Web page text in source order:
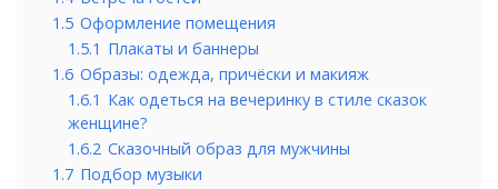
1.5 Оформление помещения
1.5.1 Плакаты и баннеры
1.6 Образы: одежда, причёски и макияж
1.6.1 Как одеться на вечеринку в стиле сказок
женщине?
1.6.2 Сказочный образ для мужчины
1.7 Подбор музыки